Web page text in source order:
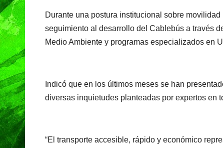
Durante una postura institucional sobre
seguimiento al desarrollo del Cablebús a través
Medio Ambiente y programas especializados en
Indicó que en los últimos meses se han
diversas inquietudes planteadas por expertos en
“El transporte accesible, rápido y económico